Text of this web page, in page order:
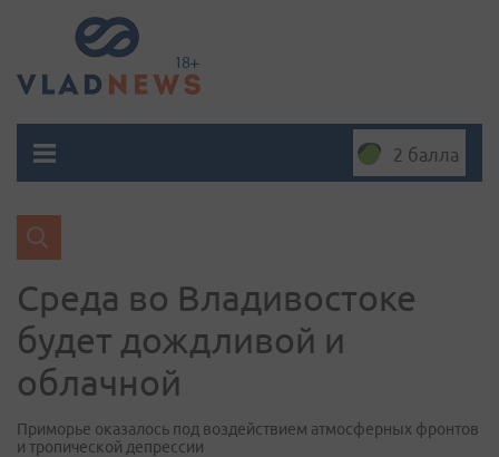
2 балла
Среда во Владивостоке
будет дождливой и
облачной
Приморье оказалось под воздействием атмосферных фронтов
и тропической депрессии